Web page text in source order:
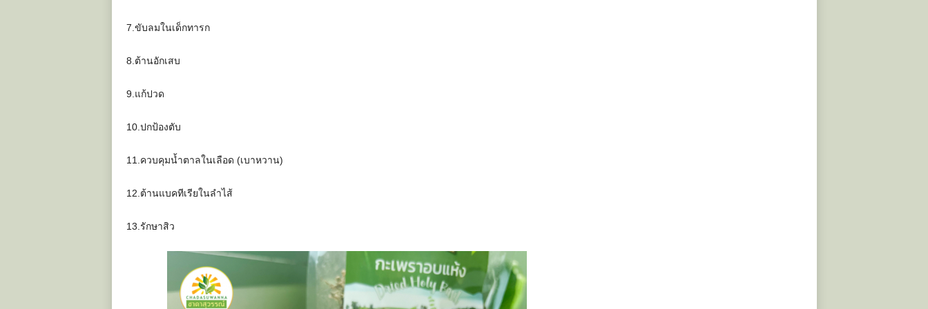
7.ขับลมในเด็กทารก
8.ต้านอักเสบ
9.แก้ปวด
10.ปกป้องตับ
11.ควบคุมน้ำตาลในเลือด (เบาหวาน)
12.ต้านแบคทีเรียในลำไส้
13.รักษาสิว